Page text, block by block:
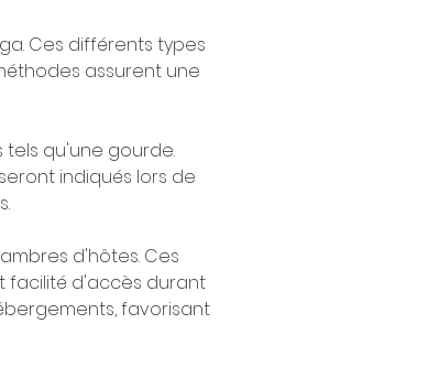
Ces différents types
assurent une
qu'une gourde.
indiqués lors de
d'hôtes. Ces
facilité d'accès durant
favorisant